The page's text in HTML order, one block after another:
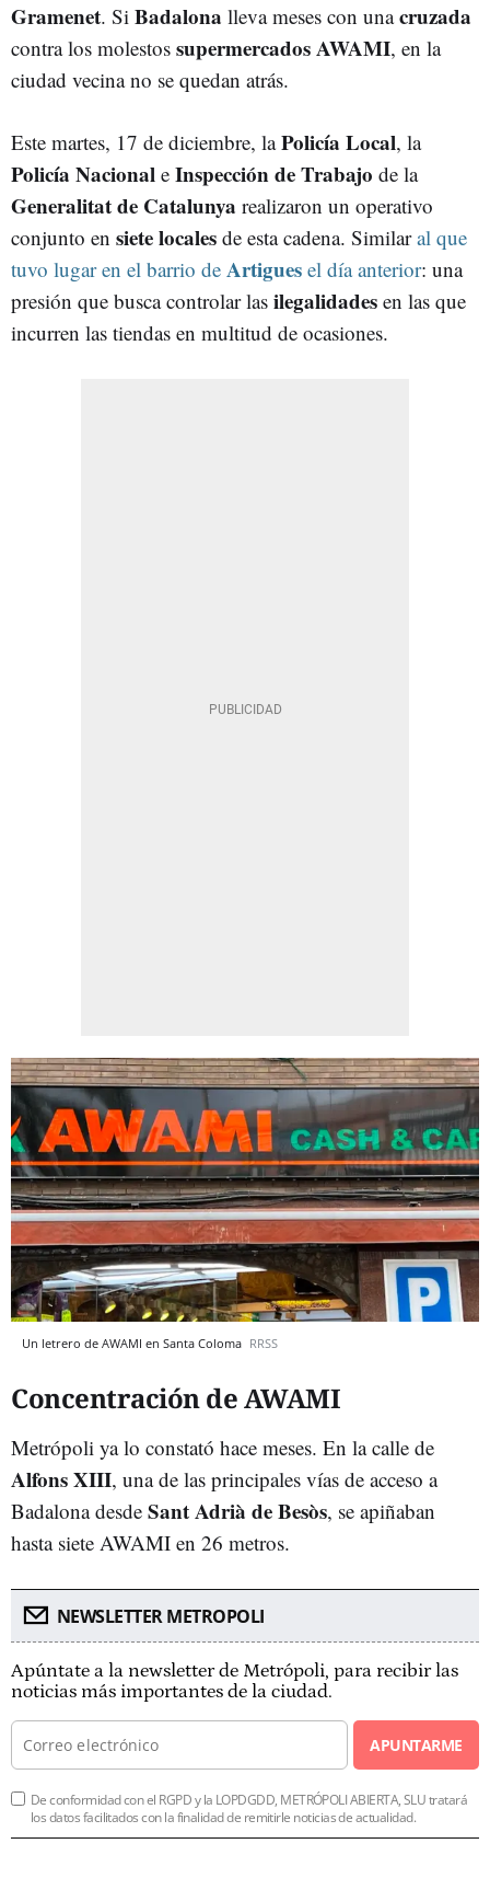
Gramenet. Si Badalona lleva meses con unacruzada
contra los molestos supermercadosAWAMI, en la
ciudad vecina no se quedan atrás.
Este martes, 17 de diciembre, laPolicía Local, la
Policía Nacional e Inspección de Trabajo de la
Generalitat de Catalunya realizaron un operativo
conjunto en sietelocales de esta cadena. Similaral que
tuvo lugar en el barrio de Artigues el día anterior: una
presión que busca controlar las ilegalidades en las que
incurren las tiendas en multitud de ocasiones.
Un letrero de AWAMI en Santa Coloma RRSS
Concentración de AWAMI
Metrópoli ya lo constató hace meses. En la calle de
Alfons XIII, una de las principales vías de acceso a
Badalona desde Sant Adrià de Besòs, se apiñaban
hasta siete AWAMI en 26 metros.
NEWSLETTER METROPOLI
Apúntate a la newsletter de Metrópoli, para recibir las
noticias más importantes de la ciudad.
APUNTARME
De conformidad con el RGPD y la LOPDGDD, METRÓPOLI ABIERTA, SLU tratará
los datos facilitados con la finalidad de remitirle noticias de actualidad.